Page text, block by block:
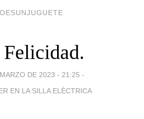
DE 2023 - 21:25 -
EN LA SILLA ELÈCTRICA